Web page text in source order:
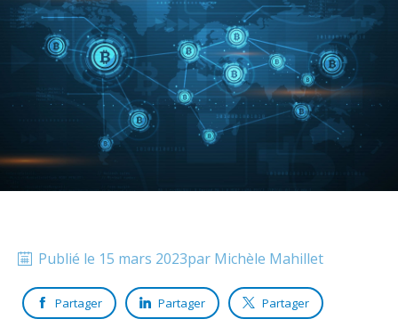
Publié le 15 mars 2023par Michèle Mahillet
Partager Partager Partager